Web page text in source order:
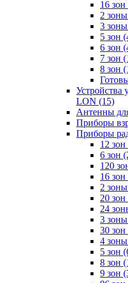
16 зон
2
3 зоны
5 зон
6 зон
7 зон
8 зон
Устройства
LON (15)
Антенны
Приборы
Приборы
12 зон
6 зон
120
16 зон
2
20 зон
24
3 зоны
30 зон
4 зоны
5 зон
8 зон
9 зон